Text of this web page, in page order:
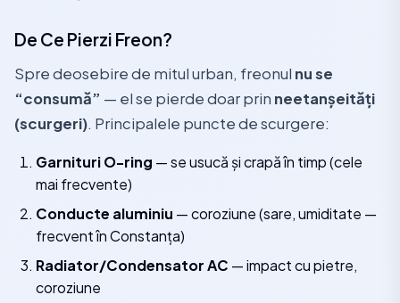
De Ce Pierzi Freon?
Spre deosebire de mitul urban, freonul nu se
“consumă” — el se pierde doar prin neetanșeități
(scurgeri). Principalele puncte de scurgere:
Garnituri O-ring — se usucă și crapă în timp (cele
mai frecvente)
Conducte aluminiu — coroziune (sare, umiditate —
frecvent în Constanța)
Radiator/Condensator AC — impact cu pietre,
coroziune